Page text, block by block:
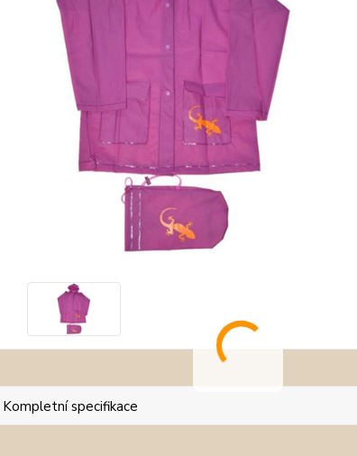
Kompletní specifikace